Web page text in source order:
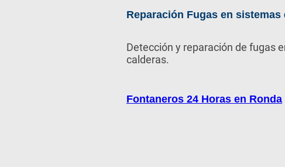
Reparación Fugas en sistemas
Detección y reparación de fugas
calderas.
Fontaneros 24 Horas en Ronda